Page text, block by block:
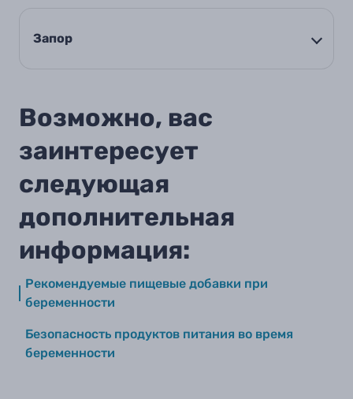
Запор
Возможно, вас
заинтересует
следующая
дополнительная
информация:
Рекомендуемые пищевые добавки при
беременности
Безопасность продуктов питания во время
беременности